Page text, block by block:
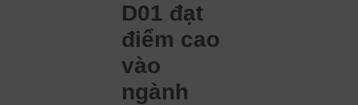
D01 đạt
điểm cao
vào
ngành